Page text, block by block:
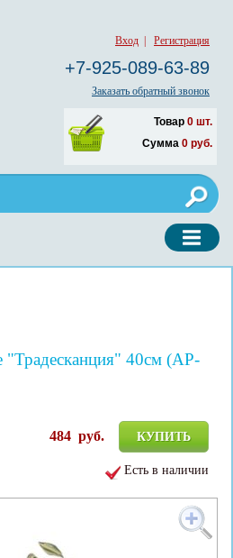
Вход Регистрация
+7-925-089-63-89
Заказать обратный звонок
Товар 0 шт.
Сумма 0 руб.
"Традесканция" 40см (AP-
КУПИТЬ
484 руб.
Есть в наличии